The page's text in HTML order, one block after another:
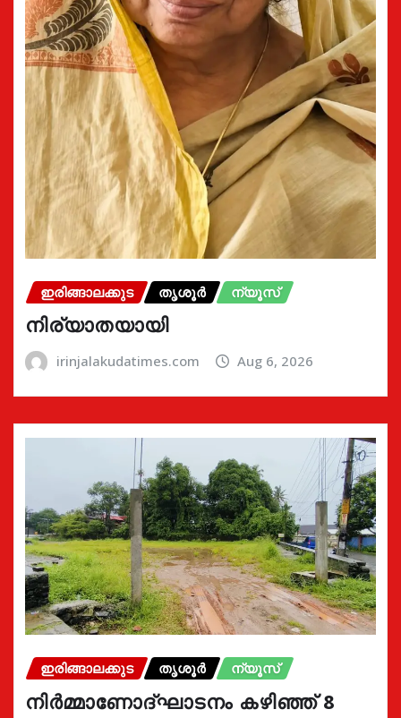
ഇരിങ്ങാലക്കുട തൃശൂർ ന്യൂസ്
നിര്യാതയായി
irinjalakudatimes.com Aug 6, 2026
ഇരിങ്ങാലക്കുട തൃശൂർ ന്യൂസ്
നിർമ്മാണോദ്ഘാടനം കഴിഞ്ഞ് 8